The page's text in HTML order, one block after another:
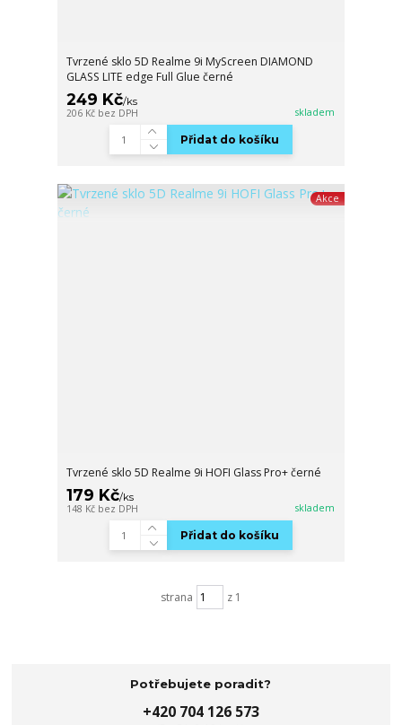
Tvrzené sklo 5D Realme 9i MyScreen DIAMOND
GLASS LITE edge Full Glue černé
249 Kč/ks
206 Kč bez DPH skladem
Přidat do košíku
Akce
Tvrzené sklo 5D Realme 9i HOFI Glass Pro+ černé
179 Kč/ks
148 Kč bez DPH skladem
Přidat do košíku
strana z 1
Potřebujete poradit?
+420 704 126 573